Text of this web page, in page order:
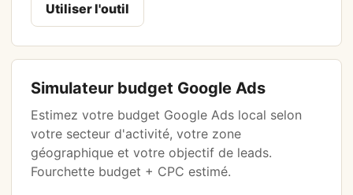
Utiliser l'outil
Simulateur budget Google Ads
Estimez votre budget Google Ads local selon
votre secteur d'activité, votre zone
géographique et votre objectif de leads.
Fourchette budget + CPC estimé.